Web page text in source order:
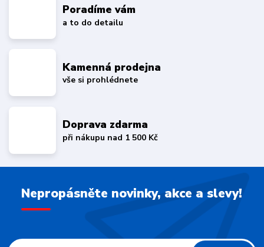
Poradíme vám
a to do detailu
Kamenná prodejna
vše si prohlédnete
Doprava zdarma
při nákupu nad 1 500 Kč
Nepropásněte novinky, akce a slevy!